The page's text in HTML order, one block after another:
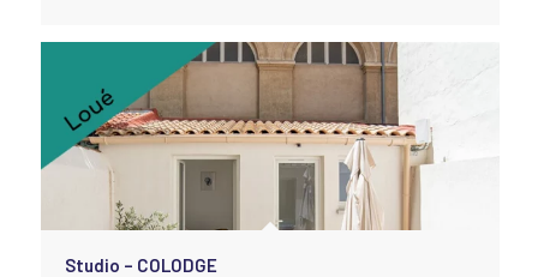
Studio – COLODGE